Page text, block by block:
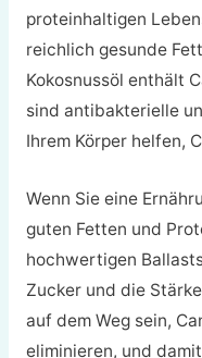
proteinhaltigen
reichlich gesunde
Kokosnussöl enthält
sind antibakterielle
Ihrem Körper helfen,
Wenn Sie eine
guten Fetten und
hochwertigen
Zucker und die
auf dem Weg sein,
eliminieren, und